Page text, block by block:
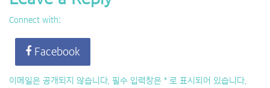
Connect with:
Facebook
이메일은 공개되지 않습니다. 필수 입력창은 * 로 표시되어 있습니다.